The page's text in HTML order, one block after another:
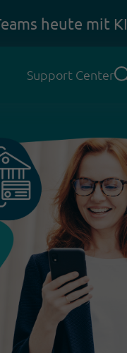
heute mit KI
Support Center